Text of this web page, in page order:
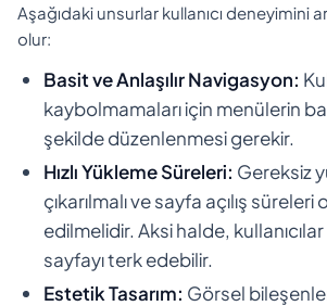
Aşağıdaki unsurlar kullanıcı deneyimini
olur:
Basit ve Anlaşılır Navigasyon:
kaybolmamaları için menülerin
şekilde düzenlenmesi gerekir.
Hızlı Yükleme Süreleri: Gereksiz
çıkarılmalı ve sayfa açılış
edilmelidir. Aksi halde, kullanıcılar
sayfayı terk edebilir.
Estetik Tasarım: Görsel